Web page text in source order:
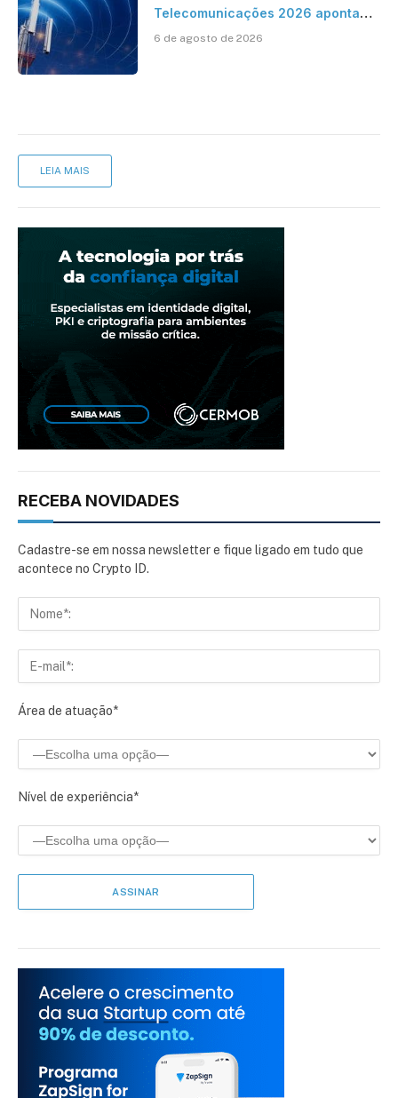
Telecomunicações 2026 aponta
mantém desafio
6 de agosto de 2026
LEIA MAIS
RECEBA NOVIDADES
Cadastre-se em nossa newsletter e fique ligado em tudo que
acontece no Crypto ID.
Área de atuação*
Nível de experiência*